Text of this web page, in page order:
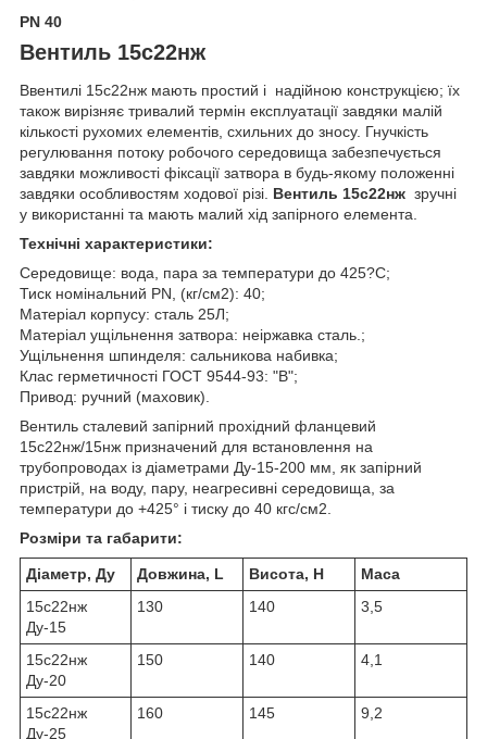
PN 40
Вентиль 15с22нж
Ввентилі 15с22нж мають простий і надійною конструкцією; їх
також вирізняє тривалий термін експлуатації завдяки малій
кількості рухомих елементів, схильних до зносу. Гнучкість
регулювання потоку робочого середовища забезпечується
завдяки можливості фіксації затвора в будь-якому положенні
завдяки особливостям ходової різі. Вентиль 15с22нж зручні
у використанні та мають малий хід запірного елемента.
Технічні характеристики:
Середовище: вода, пара за температури до 425?С;
Тиск номінальний PN, (кг/см2): 40;
Матеріал корпусу: сталь 25Л;
Матеріал ущільнення затвора: неіржавка сталь.;
Ущільнення шпинделя: сальникова набивка;
Клас герметичності ГОСТ 9544-93: "В";
Привод: ручний (маховик).
Вентиль сталевий запірний прохідний фланцевий
15с22нж/15нж призначений для встановлення на
трубопроводах із діаметрами Ду-15-200 мм, як запірний
пристрій, на воду, пару, неагресивні середовища, за
температури до +425° і тиску до 40 кгс/см2.
Розміри та габарити:
Діаметр, Ду Довжина, L Висота, H
Маса
15с22нж
Ду-15
130 140 3,5
15с22нж
Ду-20
150 140 4,1
15с22нж
Ду-25
160 145 9,2